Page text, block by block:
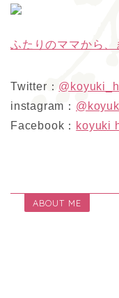
ふたりのママから
Twitter：
instagram：
Facebook： koyuki
ABOUT ME